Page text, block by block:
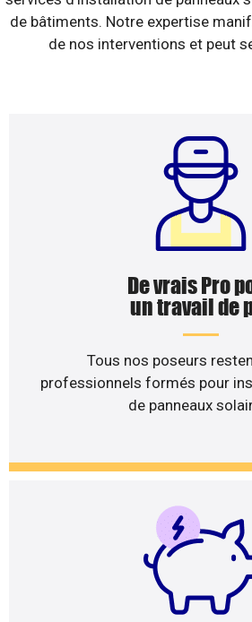
de bâtiments. Notre expertise
de nos interventions et peut
De vrais Pro
un travail de
Tous nos poseurs
professionnels formés pour
de panneaux